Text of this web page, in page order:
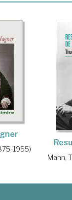
1955)
Mann,